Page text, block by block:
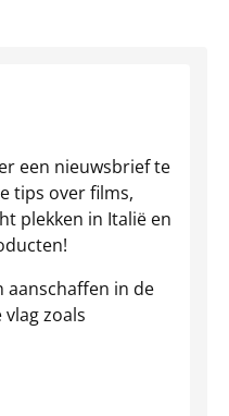
een nieuwsbrief te
tips over films,
plekken in Italië en
aanschaffen in de
zoals